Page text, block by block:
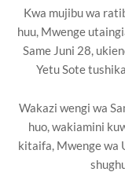
Kwa mujibu wa
huu, Mwenge
Same Juni 28,
Yetu Sote
Wakazi wengi wa
huo, wakiamini
kitaifa, Mwenge wa